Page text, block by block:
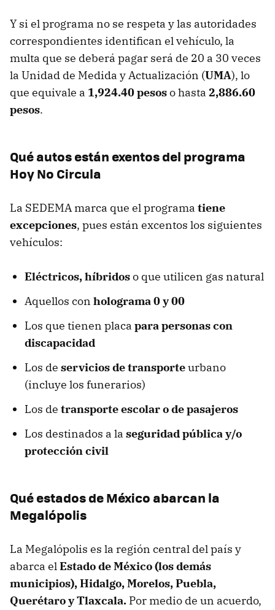
Y si el programa no se respeta y las autoridades
correspondientes identifican el vehículo, la
multa que se deberá pagar será de 20 a 30 veces
la Unidad de Medida y Actualización (UMA), lo
que equivale a 1,924.40 pesoso hasta 2,886.60
pesos.
Qué autos están exentos del programa
Hoy No Circula
La SEDEMA marca que el programa tiene
excepciones, pues están excentos los siguientes
vehículos:
Eléctricos, híbridoso que utilicen gas natural
Aquellos con holograma 0 y 00
Los que tienen placa para personas con
discapacidad
Los de servicios de transporteurbano
(incluye los funerarios)
Los de transporte escolar o de pasajeros
Los destinados a la seguridad pública y/o
protección civil
Qué estados de México abarcan la
Megalópolis
La Megalópolis es la región central del país y
abarca elEstado de México (los demás
municipios), Hidalgo, Morelos, Puebla,
Querétaro y Tlaxcala. Por medio de un acuerdo,